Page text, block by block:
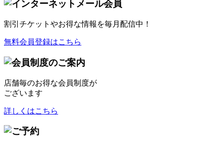
割引チケット やお得な情報を毎月配信中！
無料会員登録はこちら
店舗毎のお得な会員制度が
ございます
詳しくはこちら